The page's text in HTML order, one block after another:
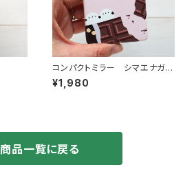
コンパクトミラー シマエナガチ
ョコ
¥1,980
商品一覧に戻る